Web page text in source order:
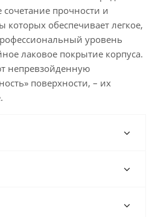
прочности и
которых обеспечивает легкое,
уровень
лаковое покрытие корпуса.
непревзойденную
поверхности, – их